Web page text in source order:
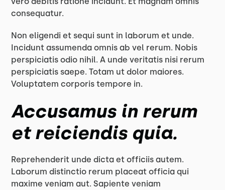
consequatur.
Non eligendi et sequi sunt in laborum et unde.
Incidunt assumenda omnis ab vel rerum. Nobis
perspiciatis odio nihil. A unde veritatis nisi rerum
perspiciatis saepe. Totam ut dolor maiores.
Voluptatem corporis tempore in.
Accusamus in rerum
et reiciendis quia.
Reprehenderit unde dicta et officiis autem.
Laborum distinctio rerum placeat officia qui
maxime veniam aut. Sapiente veniam